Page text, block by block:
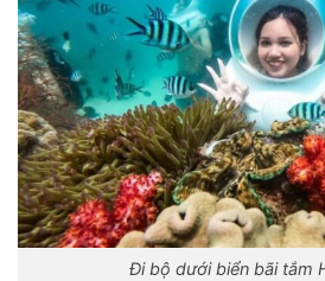
Đi bộ dưới biển bãi tắm